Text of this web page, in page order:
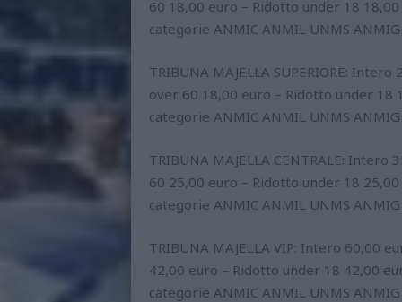
60 18,00 euro – Ridotto under 18
categorie ANMIC ANMIL UNMS
TRIBUNA MAJELLA SUPERIORE:
over 60 18,00 euro – Ridotto under
categorie ANMIC ANMIL UNMS
TRIBUNA MAJELLA CENTRALE:
60 25,00 euro – Ridotto under 18
categorie ANMIC ANMIL UNMS
TRIBUNA MAJELLA VIP: Intero 60,00
42,00 euro – Ridotto under 18 42,00
categorie ANMIC ANMIL UNMS